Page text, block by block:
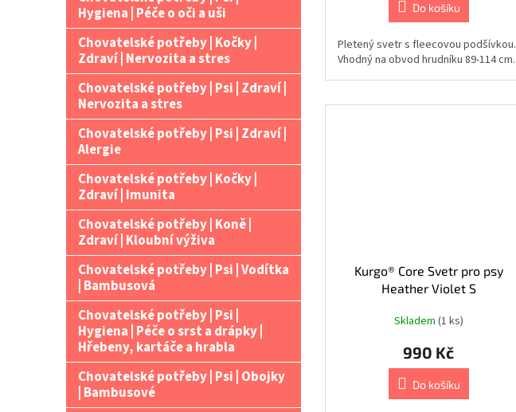
Hygiena | Péče o oči a uši
Chovatelské potřeby | Kočky |
Zdraví | Nervozita a stres
Chovatelské potřeby | Psi | Zdraví |
Nervozita a stres
Chovatelské potřeby | Psi | Zdraví |
Alergie
Chovatelské potřeby | Kočky |
Zdraví | Imunita
Chovatelské potřeby | Koně |
Zdraví | Kloubní výživa
Chovatelské potřeby | Psi | Vodítka
| Bambusová
Chovatelské potřeby | Psi |
Hygiena | Péče o srst a drápky |
Hřebeny, kartáče a hrabla
Chovatelské potřeby | Psi | Obojky
| Bambusové
Do košíku
Pletený svetr s fleecovou podšívkou.
Vhodný na obvod hrudníku 89-114 cm.
Kurgo® Core Svetr pro psy
Heather Violet S
Skladem (1 ks)
990 Kč
Do košíku